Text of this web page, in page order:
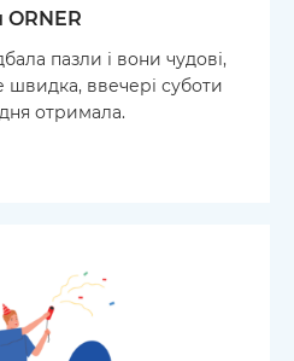
ORNER
пазли і вони чудові,
швидка, ввечері суботи
отримала.